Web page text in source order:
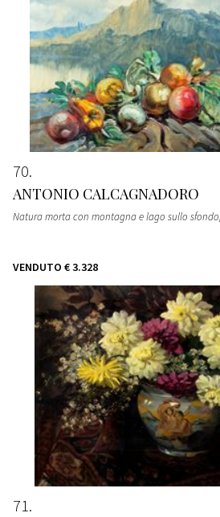
70
ANTONIO CALCAGNADORO
Natura morta con montagna e lago sullo sfondo
VENDUTO € 3.328
71